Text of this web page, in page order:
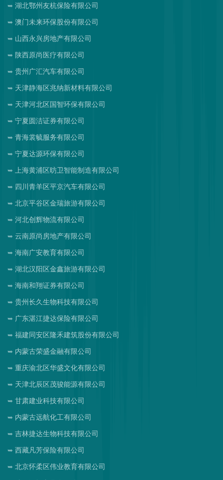
湖北鄂州友杭保险有限公司
澳门未来环保股份有限公司
山西永兴房地产有限公司
陕西原尚医疗有限公司
贵州广汇汽车有限公司
天津静海区兆纳新材料有限公司
天津河北区国智环保有限公司
宁夏圆洁证券有限公司
青海裳毓服务有限公司
宁夏达源环保有限公司
上海黄浦区昉卫智能制造有限公司
四川青羊区平京汽车有限公司
北京平谷区金瑞旅游有限公司
河北创辉物流有限公司
云南原尚房地产有限公司
海南广安教育有限公司
湖北汉阳区金鑫旅游有限公司
海南和翔证券有限公司
贵州长久生物科技有限公司
广东湛江捷达保险有限公司
福建同安区隆禾建筑股份有限公司
内蒙古荣盛金融有限公司
重庆渝北区华盛文化有限公司
天津北辰区茂骏能源有限公司
甘肃建业科技有限公司
内蒙古远航化工有限公司
吉林捷达生物科技有限公司
西藏凡芳保险有限公司
北京怀柔区伟业教育有限公司